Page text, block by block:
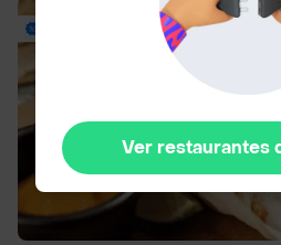
Ver restaurantes